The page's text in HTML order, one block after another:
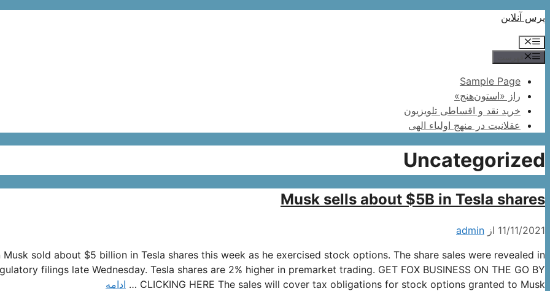
پرش
محتوا
پرس آنلاین
فهرست
Sample Page
راز «استون‌هنج»
خرید نقد و اقساطی تلویزیون
عقلانیت در منهج اولیاء الهی
Uncategorized
Musk sells about $5B in Tesla shares
11/11/2021 از admin
Musk sold about $5 billion in Tesla shares this week as he exercised stock options. The share sales were revealed in
filings late Wednesday. Tesla shares are 2% higher in premarket trading. GET FOX BUSINESS ON THE GO BY
CLICKING HERE The sales will cover tax obligations for stock options granted to Musk …
ادامه